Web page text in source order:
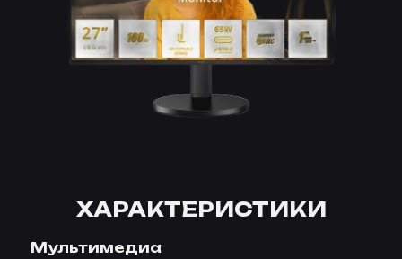
ХАРАКТЕРИСТИКИ
Мультимедиа